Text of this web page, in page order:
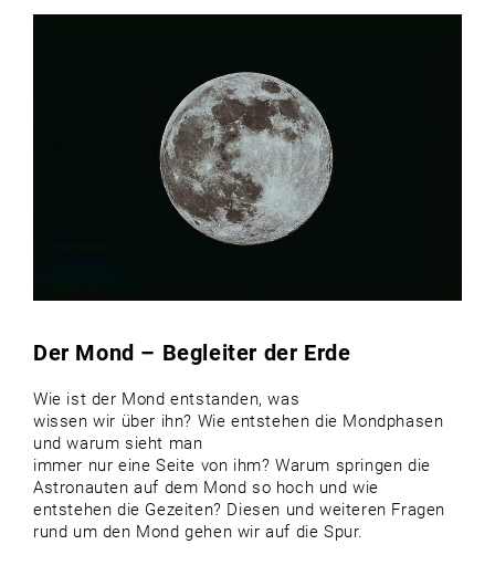
Der Mond – Begleiter der Erde
Wie ist der Mond entstanden, was
wissen wir über ihn? Wie entstehen die Mondphasen
und warum sieht man
immer nur eine Seite von ihm? Warum springen die
Astronauten auf dem Mond so hoch und wie
entstehen die Gezeiten? Diesen und weiteren Fragen
rund um den Mond gehen wir auf die Spur.